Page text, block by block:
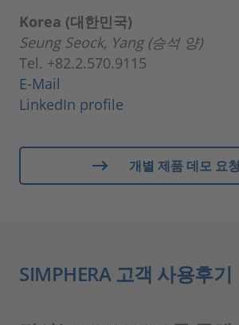
Korea (대한민국)
Seung Seock, Yang (승석 양)
Tel. +82.2.570.9115
E-Mail
LinkedIn profile
개별 제품 데모 요
SIMPHERA 고객 사용후기